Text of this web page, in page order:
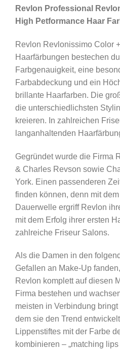
Revlon Professional
High Petformance Haar
Revlon Revlonissimo Color
Haarfärbungen bestechen
Farbgenauigkeit, eine
Farbabdeckung und ein
brillante Haarfarben. Die
die unterschiedlichsten
kreieren. In zahlreichen
langanhaltenden
Gegründet wurde die Firma
& Charles Revson sowie
York. Einen passenderen
finden können, denn mit
Dauerwelle ergriff Revlon
mit dem Erfolg ihrer ersten
zahlreiche Friseur Salons.
Als die Damen in den
Gefallen an Make-Up
Revlon komplett auf diesen
Firma bestehen und
meisten in Verbindung
dem sie den Trend
Lippenstiftes mit der Farbe
kombinieren – „matching